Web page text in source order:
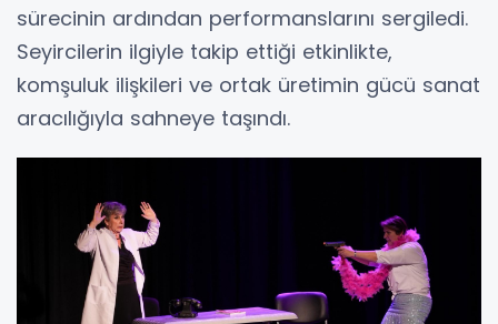
sürecinin ardından performanslarını sergiledi.
Seyircilerin ilgiyle takip ettiği etkinlikte,
komşuluk ilişkileri ve ortak üretimin gücü sanat
aracılığıyla sahneye taşındı.